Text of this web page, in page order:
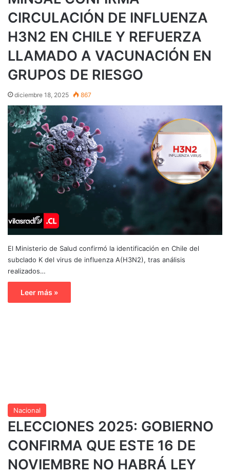
CIRCULACIÓN DE INFLUENZA
H3N2 EN CHILE Y REFUERZA
LLAMADO A VACUNACIÓN EN
GRUPOS DE RIESGO
diciembre 18, 2025 867
El Ministerio de Salud confirmó la identificación en Chile del
subclado K del virus de influenza A(H3N2), tras análisis
realizados…
Leer más »
Nacional
ELECCIONES 2025: GOBIERNO
CONFIRMA QUE ESTE 16 DE
NOVIEMBRE NO HABRÁ LEY